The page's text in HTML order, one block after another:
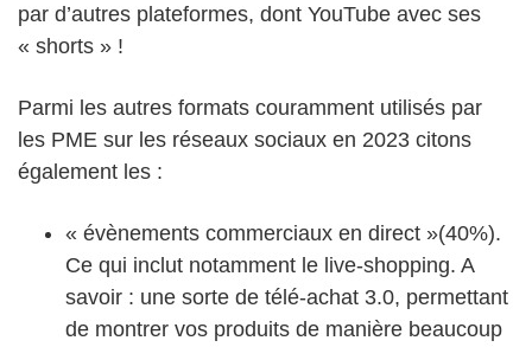
par d’autres plateformes, dont YouTube avec ses
« shorts » !
Parmi les autres formats couramment utilisés par
les PME sur les réseaux sociaux en 2023 citons
également les :
« évènements commerciaux en direct »(40%).
Ce qui inclut notamment le live-shopping. A
savoir : une sorte de télé-achat 3.0, permettant
de montrer vos produits de manière beaucoup